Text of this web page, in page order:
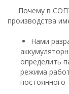
Почему в
производства
Нами
определить
режима
постоянного